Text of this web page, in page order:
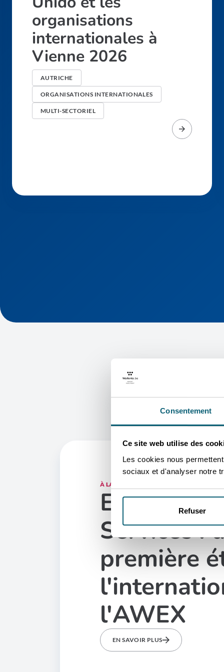
Consentement
Ce site web utilise des
Les cookies nous
sociaux et d'analyser notre
Refuser
organisations
internationales à
Vienne 2026
AUTRICHE
ORGANISATIONS INTERNATIONALES
MULTI-SECTORIEL
À LA UNE
Evergroup
Services :
première
l'AWEX
EN SAVOIR PLUS